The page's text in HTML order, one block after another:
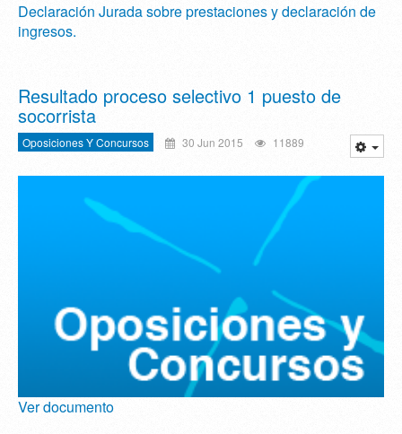
Declaración Jurada sobre prestaciones y declaración de
ingresos.
Resultado proceso selectivo 1 puesto de
socorrista
Oposiciones Y Concursos 30 Jun 2015 11889
Ver documento